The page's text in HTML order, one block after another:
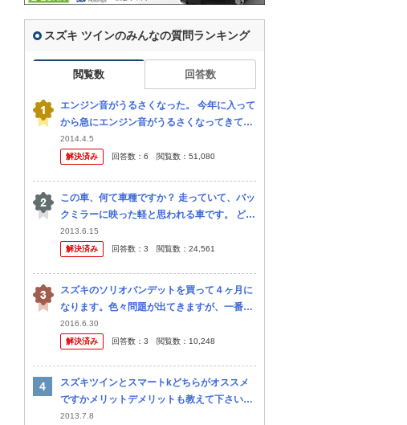
スズキ ツインのみんなの質問ランキング
閲覧数 回答数
エンジン音がうるさくなった。 今年に入って
から急にエンジン音がうるさくなってきて、
回転数によってはシフトレバーやアクセルペ
ダルまで振動が伝わってきます。 （アイドリ
2014.4.5
解決済み
回答数： 6 閲覧数： 51,080
この車、何て車種ですか？ 走っていて、バッ
クミラーに映った軽と思われる車です。 どの
自動車メーカーの、カーラインナップを見て
も、 見つかりません。 特徴は丸いヘッドラ
2013.6.15
解決済み
回答数： 3 閲覧数： 24,561
スズキのソリオバンデットを買って４ヶ月に
なります。色々問題が出てきますが、一番引
っかかるのが、燃費です。 エネチャージでリ
ッター２７㎞が謳い文句ですが、片道２００
2016.6.30
解決済み
回答数： 3 閲覧数： 10,248
スズキツインとスマートkどちらがオススメ
ですかメリットデメリットも教えて下さい。
自分的にはツインが好きですがスマートも気
2013.7.8